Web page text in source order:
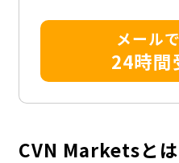
メール
24時間
CVN Marketsと